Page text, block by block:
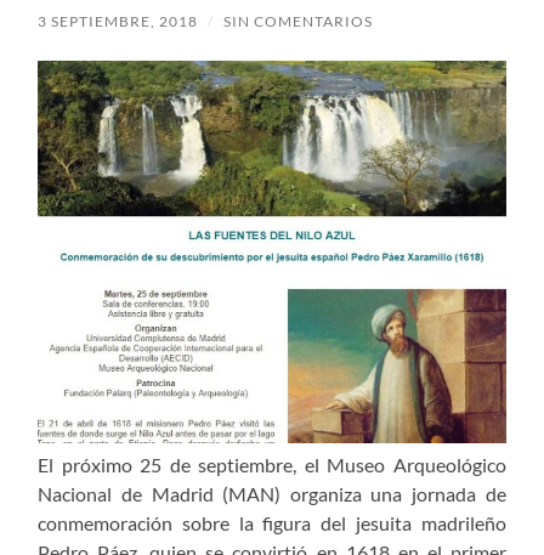
3 SEPTIEMBRE, 2018 / SIN COMENTARIOS
El próximo 25 de septiembre, el Museo Arqueológico
Nacional de Madrid (MAN) organiza una jornada de
conmemoración sobre la figura del jesuita madrileño